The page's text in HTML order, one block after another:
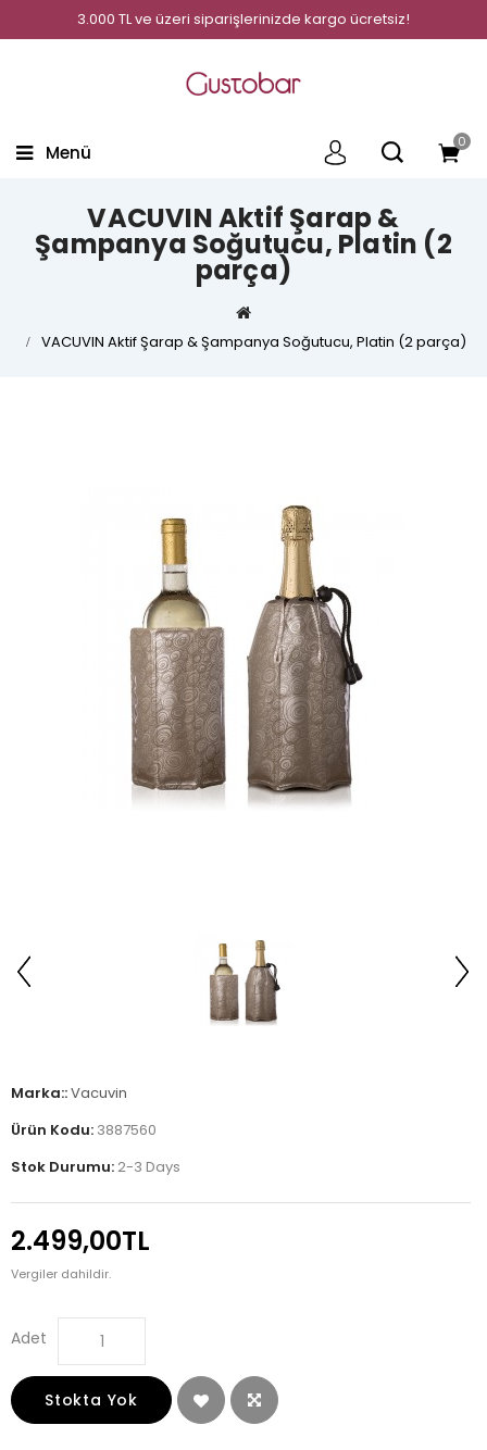
3.000 TL ve üzeri siparişlerinizde kargo ücretsiz!
0
Menü
VACUVIN Aktif Şarap &
Şampanya Soğutucu, Platin (2
parça)
VACUVIN Aktif Şarap & Şampanya Soğutucu, Platin (2 parça)
Marka::Vacuvin
Ürün Kodu: 3887560
Stok Durumu: 2-3 Days
2.499,00TL
Vergiler dahildir.
Adet
Stokta Yok